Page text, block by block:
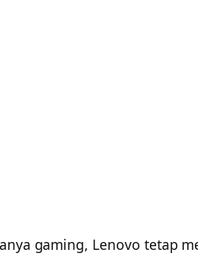
gaming, Lenovo tetap